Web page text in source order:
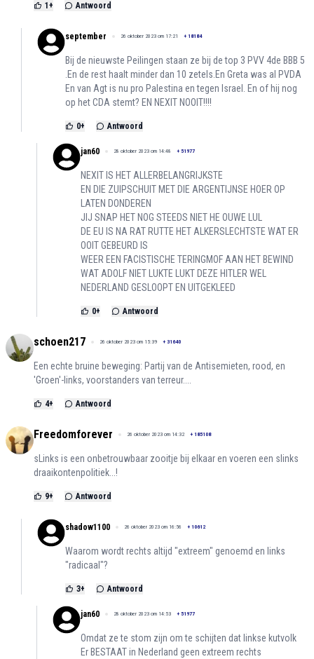
1 + Antwoord
september 26 oktober 2023 om 17:21 + 18184
Bij de nieuwste Peilingen staan ze bij de top 3 PVV 4de BBB 5
.En de rest haalt minder dan 10 zetels.En Greta was al PVDA
En van Agt is nu pro Palestina en tegen Israel. En of hij nog
op het CDA stemt? EN NEXIT NOOIT!!!!
0+ Antwoord
jan60 28 oktober 2023 om 14:48 + 51977
NEXIT IS HET ALLERBELANGRIJKSTE
EN DIE ZUIPSCHUIT MET DIE ARGENTIJNSE HOER OP
LATEN DONDEREN
JIJ SNAP HET NOG STEEDS NIET HE OUWE LUL
DE EU IS NA RAT RUTTE HET ALKERSLECHTSTE WAT ER
OOIT GEBEURD IS
WEER EEN FACISTISCHE TERINGMOF AAN HET BEWIND
WAT ADOLF NIET LUKTE LUKT DEZE HITLER WEL
NEDERLAND GESLOOPT EN UITGEKLEED
0+ Antwoord
schoen217 26 oktober 2023 om 15:39 + 31640
Een echte bruine beweging: Partij van de Antisemieten, rood, en
'Groen'-links, voorstanders van terreur....
4+ Antwoord
Freedomforever 26 oktober 2023 om 14:32 + 185108
sLinks is een onbetrouwbaar zooitje bij elkaar en voeren een slinks
draaikontenpolitiek...!
9+ Antwoord
shadow1100 26 oktober 2023 om 16:56 + 10612
Waarom wordt rechts altijd "extreem" genoemd en links
"radicaal"?
3+ Antwoord
jan60 28 oktober 2023 om 14:53 + 51977
Omdat ze te stom zijn om te schijten dat linkse kutvolk
Er BESTAAT in Nederland geen extreem rechts